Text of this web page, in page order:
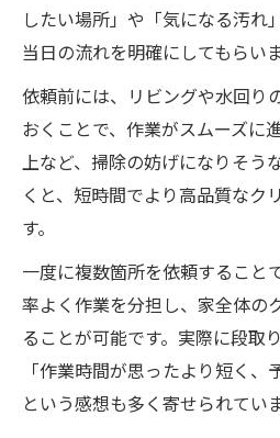
したい場所」や「気になる汚れ
当日の流れを明確にしてもらい
依頼前には、リビングや水回り
おくことで、作業がスムーズに
上など、掃除の妨げになりそう
くと、短時間でより高品質なク
す。
一度に複数箇所を依頼すること
率よく作業を分担し、家全体の
ることが可能です。実際に段取
「作業時間が思ったより短く、
という感想も多く寄せられていま